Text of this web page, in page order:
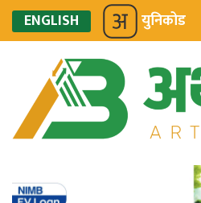
ENGLISH युनिकोड